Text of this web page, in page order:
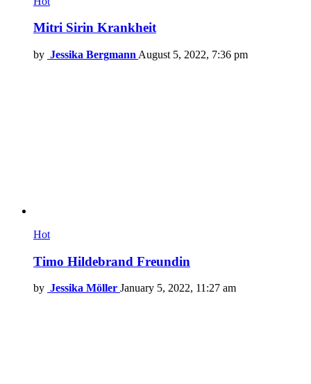
Mitri Sirin Krankheit
by Jessika Bergmann August 5, 2022, 7:36 pm
Hot
Timo Hildebrand Freundin
by Jessika Möller January 5, 2022, 11:27 am